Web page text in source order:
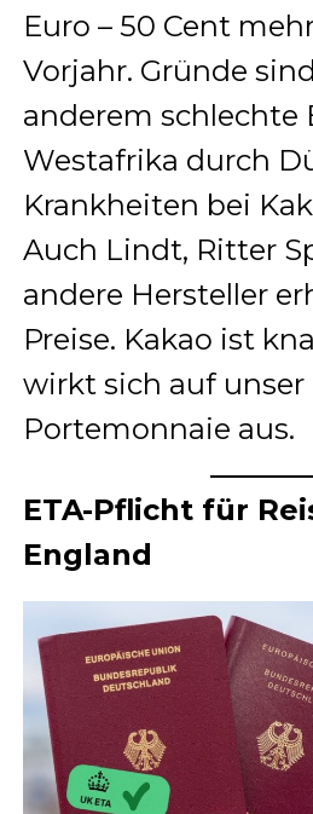
Euro – 50 Cent
Vorjahr. Gründe
anderem schlechte
Westafrika durch
Krankheiten bei
Auch Lindt, Ritter
andere Hersteller
Preise. Kakao ist
wirkt sich auf unser
Portemonnaie aus.
ETA-Pflicht für
England